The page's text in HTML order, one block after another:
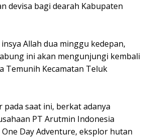
devisa bagi dearah Kabupaten
Allah dua minggu kedepan,
ini akan mengunjungi kembali
Temunih Kecamatan Teluk
saat ini, berkat adanya
PT Arutmin Indonesia
Day Adventure, eksplor hutan